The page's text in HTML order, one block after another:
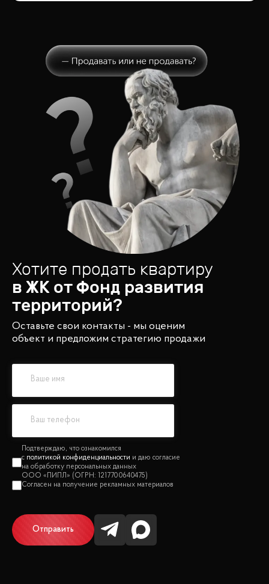
Хотите продать квартиру
в ЖК отФонд развития
территорий?
Оставьте свои контакты - мы оценим
объект и предложим стратегию продажи
политикой конфиденциальности
Отправить